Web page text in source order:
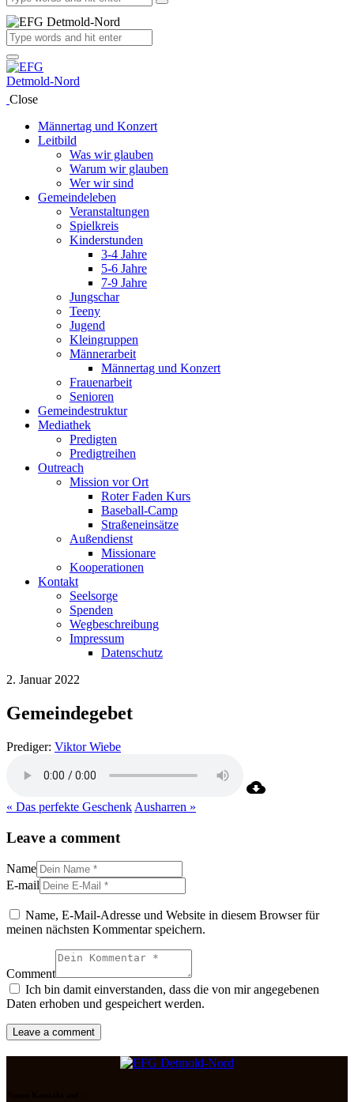
Close
Männertag und Konzert
Leitbild
Was wir glauben
Warum wir glauben
Wer wir sind
Gemeindeleben
Veranstaltungen
Spielkreis
Kinderstunden
3-4 Jahre
5-6 Jahre
7-9 Jahre
Jungschar
Teeny
Jugend
Kleingruppen
Männerarbeit
Männertag und Konzert
Frauenarbeit
Senioren
Gemeindestruktur
Mediathek
Predigten
Predigtreihen
Outreach
Mission vor Ort
Roter Faden Kurs
Baseball-Camp
Straßeneinsätze
Außendienst
Missionare
Kooperationen
Kontakt
Seelsorge
Spenden
Wegbeschreibung
Impressum
Datenschutz
2. Januar 2022
Gemeindegebet
Prediger: Viktor Wiebe
« Das perfekte Geschenk Ausharren »
Leave a comment
Name
E-mail
Name, E-Mail-Adresse und Website in diesem Browser für
meinen nächsten Kommentar speichern.
Comment
Ich bin damit einverstanden, dass die von mir angegebenen
Daten erhoben und gespeichert werden.